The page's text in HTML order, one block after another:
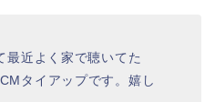
最近よく家で聴いてた
タイアップです。嬉し